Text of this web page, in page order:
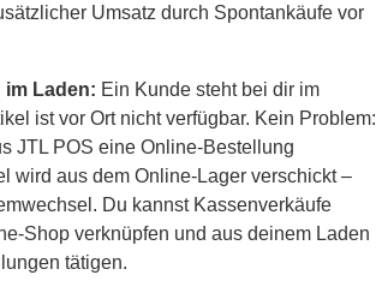
Umsatz durch Spontankäufe vor
Laden: Ein Kunde steht bei dir im
ist vor Ort nicht verfügbar. Kein Problem:
JTL POS eine Online-Bestellung
wird aus dem Online-Lager verschickt –
Du kannst Kassenverkäufe
Shop verknüpfen und aus deinem Laden
tätigen.